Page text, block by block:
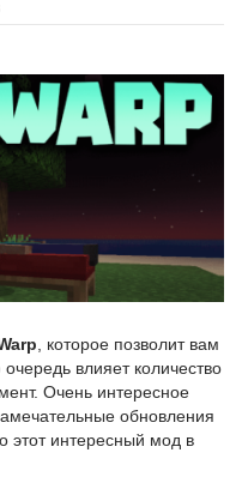
, которое позволит вам
влияет количество
Очень интересное
обновления
этот интересный мод в